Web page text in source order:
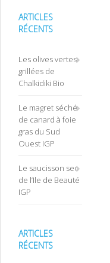
ARTICLES
RÉCENTS
Les olives vertes
grillées de
Chalkidiki Bio
Le magret séché
de canard à foie
gras du Sud
Ouest IGP
Le saucisson sec
de l’Ile de Beauté
IGP
ARTICLES
RÉCENTS